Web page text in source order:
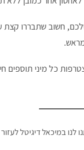
חשוב שתבררו קצת
כל מיני
במיכאל דיגיטל